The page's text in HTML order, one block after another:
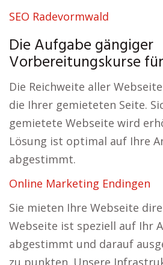
SEO Radevormwald
Die Aufgabe gängiger
Vorbereitungskurse
Die Reichweite aller
die Ihrer gemieteten Seite.
gemietete Webseite wird
Lösung ist optimal auf Ihre
abgestimmt.
Online Marketing Endingen
Sie mieten Ihre Webseite
Webseite ist speziell auf Ihr
abgestimmt und darauf
zu punkten. Unsere